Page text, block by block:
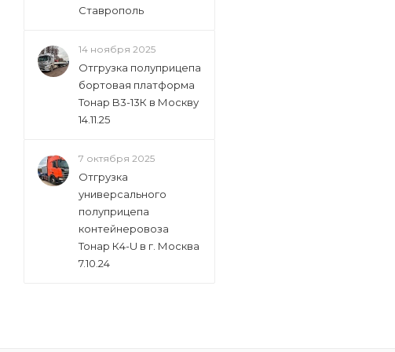
Ставрополь
14 ноября 2025
Отгрузка полуприцепа
бортовая платформа
Тонар B3-13К в Москву
14.11.25
7 октября 2025
Отгрузка
универсального
полуприцепа
контейнеровоза
Тонар К4-U в г. Москва
7.10.24